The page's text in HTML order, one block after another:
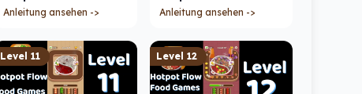
Anleitung ansehen -> Anleitung ansehen ->
Level 11 Level 12